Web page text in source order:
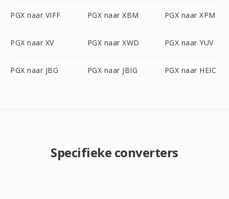
PGX naar VIFF PGX naar XBM PGX naar XPM
PGX naar XV PGX naar XWD PGX naar YUV
PGX naar JBG PGX naar JBIG PGX naar HEIC
Specifieke converters